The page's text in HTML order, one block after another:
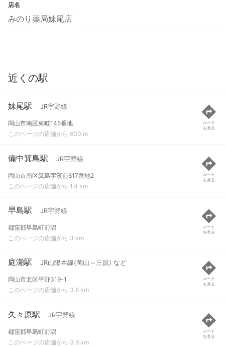
店名
みのり薬局妹尾店
近くの駅
妹尾駅 JR宇野線
岡山市南区東畦145番地
このページの店舗から 600 m
ルート
を見る
備中箕島駅 JR宇野線
岡山市南区箕島字濱前617番地2
このページの店舗から 1.4 km
ルート
を見る
早島駅 JR宇野線
都窪郡早島町前潟
このページの店舗から 3 km
ルート
を見る
庭瀬駅 JR山陽本線(岡山～三原) など
岡山市北区平野319-1
このページの店舗から 3.8 km
ルート
を見る
久々原駅 JR宇野線
都窪郡早島町前潟
このページの店舗から 3.9 km
ルート
を見る